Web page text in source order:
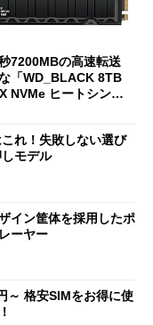
7200MBの高速転送
「WD_BLACK 8TB
NVMe ヒートシンク
れ！失敗しない選び
モデル
イン筐体を採用したポ
ーヤー
～ 格安SIMをお得に使